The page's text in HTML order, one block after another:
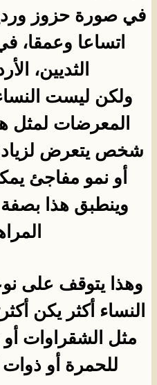
في صورة حزوز
اتساعا وعمقا،
الثديين،
ولكن ليست
المعرضات لمثل
شخص يتعرض
أو نمو مفاجئ
وينطبق هذا
وهذا يتوقف على
النساء أكثر يكن
مثل الشقراوات أو
للحمرة أو ذوات